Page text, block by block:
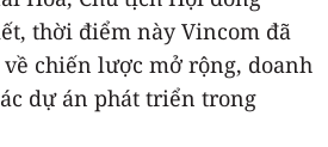
thời điểm này Vincom đã
chiến lược mở rộng, doanh
dự án phát triển trong